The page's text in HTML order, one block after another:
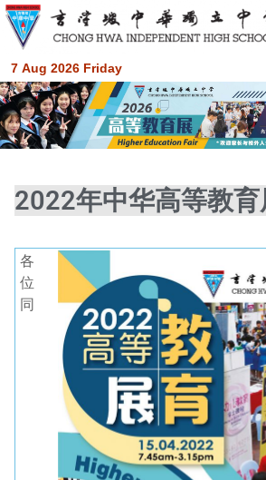
7 Aug 2026 Friday
2022年中华高等教育
各
位
同